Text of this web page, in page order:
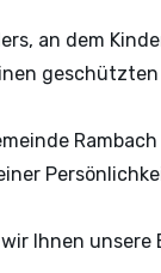
an dem
Ihnen unsere